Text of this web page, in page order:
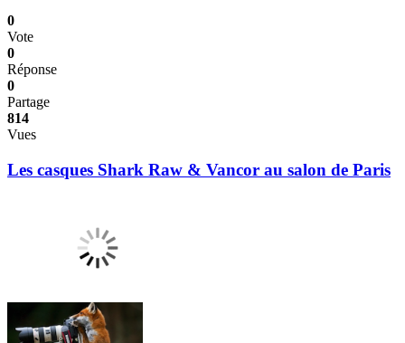
0
Vote
0
Réponse
0
Partage
814
Vues
Les casques Shark Raw & Vancor au salon de Paris